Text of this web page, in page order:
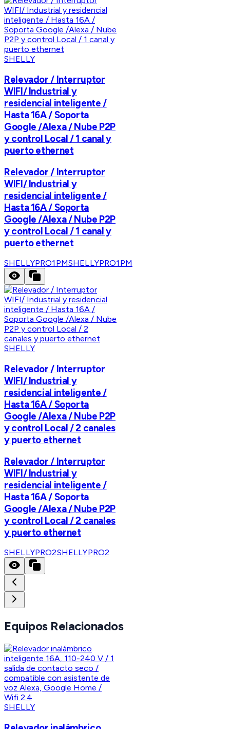
SHELLY
Relevador / Interruptor
WIFI/ Industrial y
residencial inteligente /
Hasta 16A / Soporta
Google /Alexa / Nube P2P
y control Local / 1 canal y
puerto ethernet
Relevador / Interruptor
WIFI/ Industrial y
residencial inteligente /
Hasta 16A / Soporta
Google /Alexa / Nube P2P
y control Local / 1 canal y
puerto ethernet
SHELLYPRO1PMSHELLYPRO1PM
SHELLY
Relevador / Interruptor
WIFI/ Industrial y
residencial inteligente /
Hasta 16A / Soporta
Google /Alexa / Nube P2P
y control Local / 2 canales
y puerto ethernet
Relevador / Interruptor
WIFI/ Industrial y
residencial inteligente /
Hasta 16A / Soporta
Google /Alexa / Nube P2P
y control Local / 2 canales
y puerto ethernet
SHELLYPRO2SHELLYPRO2
Equipos Relacionados
SHELLY